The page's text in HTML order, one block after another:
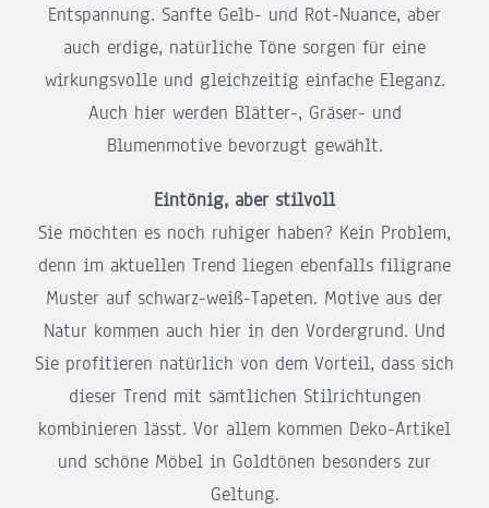
Entspannung. Sanfte Gelb- und Rot-Nuance, aber
auch erdige, natürliche Töne sorgen für eine
wirkungsvolle und gleichzeitig einfache Eleganz.
Auch hier werden Blätter-, Gräser- und
Blumenmotive bevorzugt gewählt.
Eintönig, aber stilvoll
Sie möchten es noch ruhiger haben? Kein Problem,
denn im aktuellen Trend liegen ebenfalls filigrane
Muster auf schwarz-weiß-Tapeten. Motive aus der
Natur kommen auch hier in den Vordergrund. Und
Sie profitieren natürlich von dem Vorteil, dass sich
dieser Trend mit sämtlichen Stilrichtungen
kombinieren lässt. Vor allem kommen Deko-Artikel
und schöne Möbel in Goldtönen besonders zur
Geltung.